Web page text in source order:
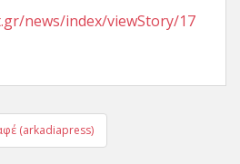
news/index/viewStory/17
(arkadiapress)